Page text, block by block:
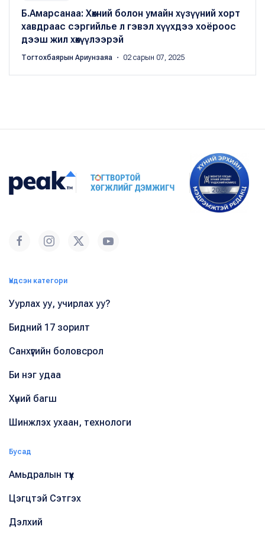
Б.Амарсанаа: Хөхний болон умайн хүзүүний хорт
хавдраас сэргийлье л гэвэл хүүхдээ хоёроос
дээш жил хөхүүлээрэй
Тогтохбаярын Ариунзаяа ・ 02 сарын 07, 2025
Үндсэн категори
Уурлах уу, учирлах уу?
Бидний 17 зорилт
Санхүүгийн боловсрол
Би нэг удаа
Хүний багш
Шинжлэх ухаан, технологи
Бусад
Амьдралын түүх
Цэгцтэй Сэтгэх
Дэлхий